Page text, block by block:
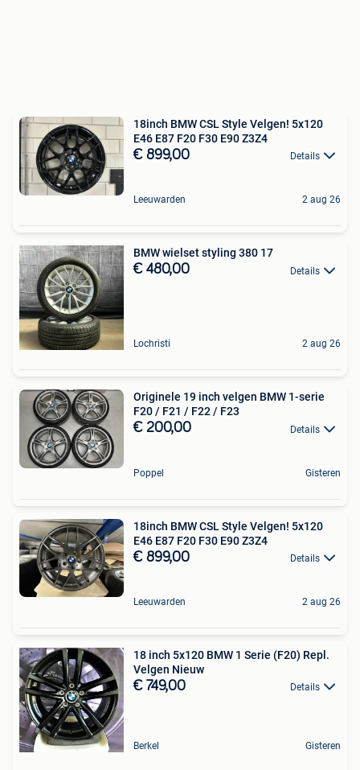
18inch BMW CSL Style Velgen! 5x120
E46 E87 F20 F30 E90 Z3Z4
€ 899,00 Details
Leeuwarden 2 aug 26
BMW wielset styling 380 17
€ 480,00 Details
Lochristi 2 aug 26
Originele 19 inch velgen BMW 1-serie
F20 / F21 / F22 / F23
€ 200,00 Details
Poppel Gisteren
18inch BMW CSL Style Velgen! 5x120
E46 E87 F20 F30 E90 Z3Z4
€ 899,00 Details
Leeuwarden 2 aug 26
18 inch 5x120 BMW 1 Serie (F20) Repl.
Velgen Nieuw
€ 749,00 Details
Berkel Gisteren